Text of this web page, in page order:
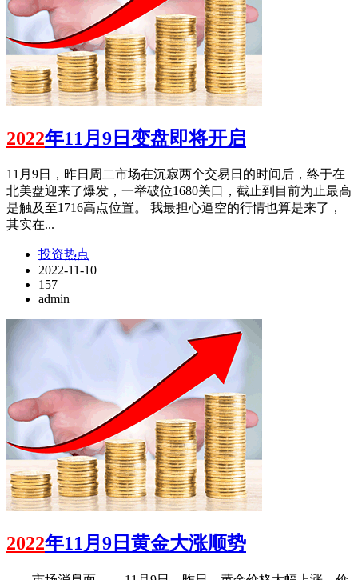
2022年11月9日变盘即将开启
11月9日，昨日周二市场在沉寂两个交易日的时间后，终于在
北美盘迎来了爆发，一举破位1680关口，截止到目前为止最高
是触及至1716高点位置。 我最担心逼空的行情也算是来了，
其实在...
投资热点
2022-11-10
157
admin
2022年11月9日黄金大涨顺势